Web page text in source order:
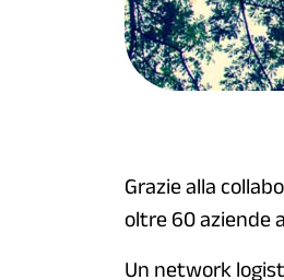
Grazie alla
oltre 60 aziende
Un network